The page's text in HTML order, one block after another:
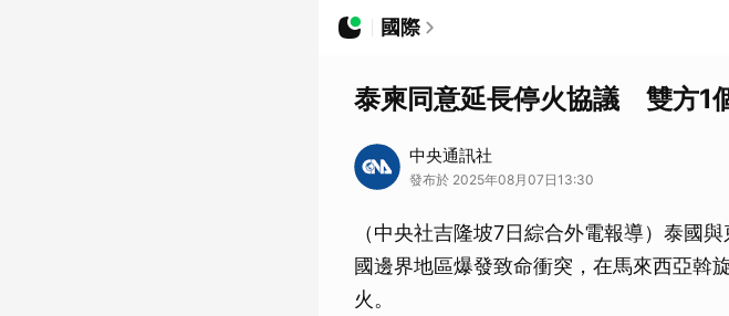
國際
泰柬同意延長停火協議 雙方1
中央通訊社
發布於 2025年08月07日13:30
（中央社吉隆坡7日綜合外電報導）泰國
國邊界地區爆發致命衝突，在馬來西亞斡
火。